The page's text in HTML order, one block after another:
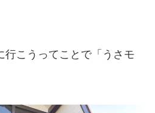
行こうってことで「うさモ